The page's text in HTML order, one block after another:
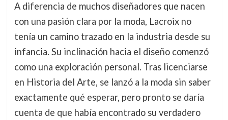
A diferencia de muchos diseñadores que nacen
con una pasión clara por la moda, Lacroix no
tenía un camino trazado en la industria desde su
infancia. Su inclinación hacia el diseño comenzó
como una exploración personal. Tras licenciarse
en Historia del Arte, se lanzó a la moda sin saber
exactamente qué esperar, pero pronto se daría
cuenta de que había encontrado su verdadero